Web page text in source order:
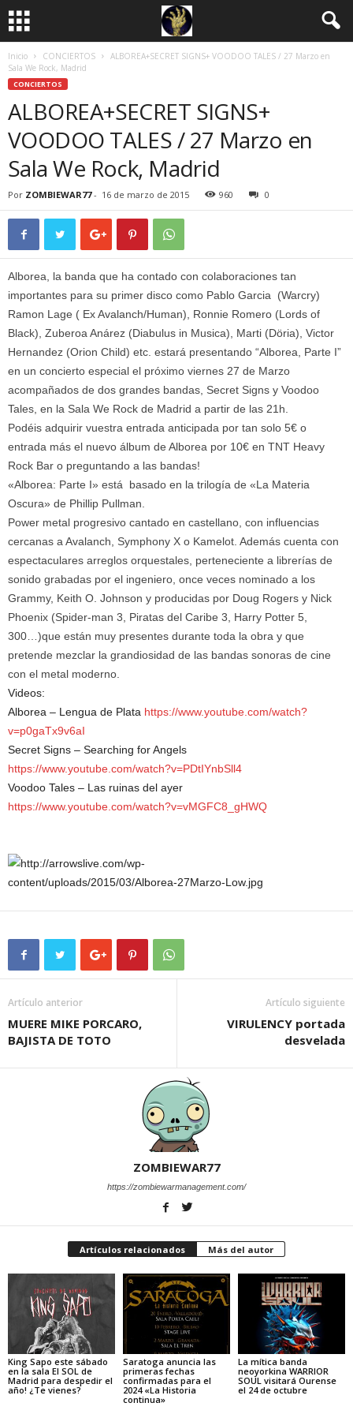
Inicio CONCIERTOS
ALBOREA+SECRET SIGNS+ VOODOO TALES / 27 Marzo en
Sala We Rock, Madrid
CONCIERTOS
ALBOREA+SECRET SIGNS+
VOODOO TALES / 27 Marzo en
Sala We Rock, Madrid
Por ZOMBIEWAR77- 16 de marzo de 2015 960 0
Alborea, la banda que ha contado con colaboraciones tan
importantes para su primer disco como Pablo Garcia (Warcry)
Ramon Lage ( Ex Avalanch/Human), Ronnie Romero (Lords of
Black), Zuberoa Anárez (Diabulus in Musica), Marti (Döria), Victor
Hernandez (Orion Child) etc. estará presentando “Alborea, Parte I”
en un concierto especial el próximo viernes 27 de Marzo
acompañados de dos grandes bandas, Secret Signs y Voodoo
Tales, en la Sala We Rock de Madrid a partir de las 21h.
Podéis adquirir vuestra entrada anticipada por tan solo 5€ o
entrada más el nuevo álbum de Alborea por 10€ en TNT Heavy
Rock Bar o preguntando a las bandas!
«Alborea: Parte I» está basado en la trilogía de «La Materia
Oscura» de Phillip Pullman.
Power metal progresivo cantado en castellano, con influencias
cercanas a Avalanch, Symphony X o Kamelot. Además cuenta con
espectaculares arreglos orquestales, perteneciente a librerías de
sonido grabadas por el ingeniero, once veces nominado a los
Grammy, Keith O. Johnson y producidas por Doug Rogers y Nick
Phoenix (Spider-man 3, Piratas del Caribe 3, Harry Potter 5,
300…)que están muy presentes durante toda la obra y que
pretende mezclar la grandiosidad de las bandas sonoras de cine
con el metal moderno.
Videos:
Alborea – Lengua de Plata https://www.youtube.com/watch?
v=p0gaTx9v6aI
Secret Signs – Searching for Angels
https://www.youtube.com/watch?v=PDtIYnbSll4
Voodoo Tales – Las ruinas del ayer
https://www.youtube.com/watch?v=vMGFC8_gHWQ
Artículo anterior
MUERE MIKE PORCARO,
BAJISTA DE TOTO
Artículo siguiente
VIRULENCY portada
desvelada
ZOMBIEWAR77
https://zombiewarmanagement.com/
Artículos relacionados Más del autor
King Sapo este sábado
en la sala El SOL de
Madrid para despedir el
año! ¿Te vienes?
Saratoga anuncia las
primeras fechas
confirmadas para el
2024 «La Historia
continua»
La mítica banda
neoyorkina WARRIOR
SOUL visitará Ourense
el 24 de octubre